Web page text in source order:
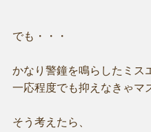
でも・・・
かなり警鐘を鳴らしたミス
一応程度でも抑えなきゃマ
そう考えたら、